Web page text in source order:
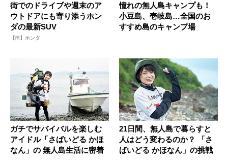
街でのドライブや週末のア
ウトドアにも寄り添うホン
ダの最新SUV
【PR】ホンダ
憧れの無人島キャンプも！
小豆島、壱岐島…全国のお
すすめ島のキャンプ場
ガチでサバイバルを楽しむ
アイドル「さばいどる かほ
なん」の 無人島生活に密着
21日間、無人島で暮らすと
人はどう変わるのか？ 「さ
ばいどる かほなん」の挑戦